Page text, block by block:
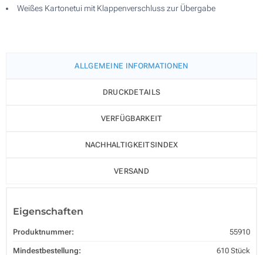
Weißes Kartonetui mit Klappenverschluss zur Übergabe
ALLGEMEINE INFORMATIONEN
DRUCKDETAILS
VERFÜGBARKEIT
NACHHALTIGKEITSINDEX
VERSAND
Eigenschaften
Produktnummer: 55910
Mindestbestellung: 610 Stück